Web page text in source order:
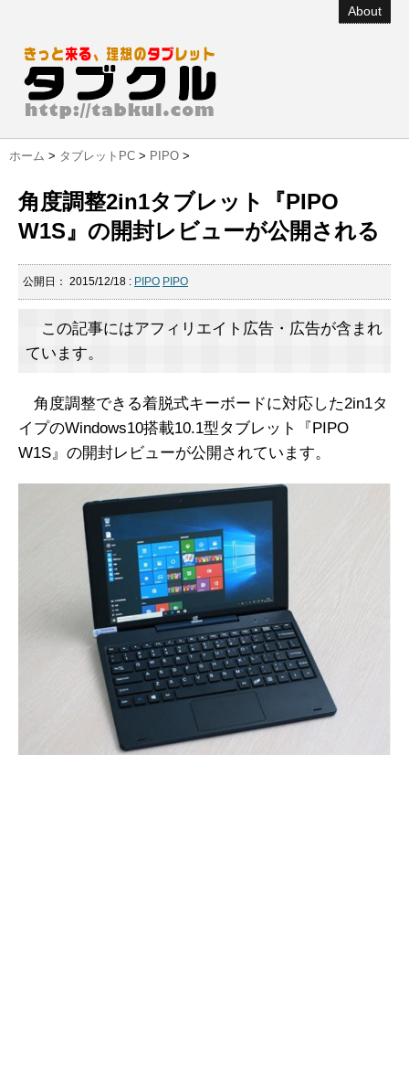
About
ホーム > タブレットPC > PIPO >
角度調整2in1タブレット『PIPO
W1S』の開封レビューが公開される
公開日： 2015/12/18 : PIPO PIPO
この記事にはアフィリエイト広告・広告が含まれ
ています。
角度調整できる着脱式キーボードに対応した2in1タ
イプのWindows10搭載10.1型タブレット『PIPO
W1S』の開封レビューが公開されています。